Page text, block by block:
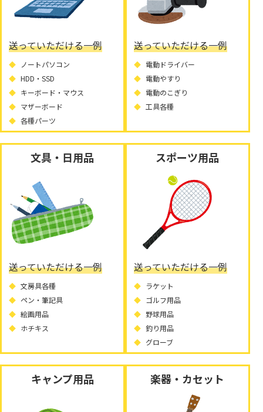
送っていただける一例
ノートパソコン
HDD・SSD
キーボード・マウス
マザーボード
各種パーツ
送っていただける一例
電動ドライバー
電動やすり
電動のこぎり
工具各種
文具・日用品
送っていただける一例
文房具各種
ペン・筆記具
絵画用品
ホチキス
スポーツ用品
送っていただける一例
ラケット
ゴルフ用品
野球用品
釣り用品
グローブ
キャンプ用品 楽器・カセット